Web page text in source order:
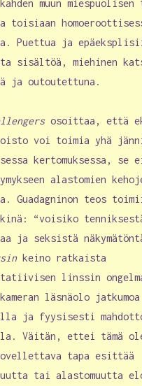
muun miespuolisen
toisiaan
Puettua ja
sisältöä, miehinen
ja outoutettuna.
osoittaa, että
voi toimia yhä
kertomuksessa, se
alastomien
Guadagninon teos
“voisiko
ja seksistä
keino ratkaista
linssin
läsnäolo
ja fyysisesti
Väitän, ettei tämä
tapa esittää
tai alastomuutta